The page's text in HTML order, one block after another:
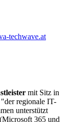
techwave.at
mit Sitz in
regionale IT-
unterstützt
365 und